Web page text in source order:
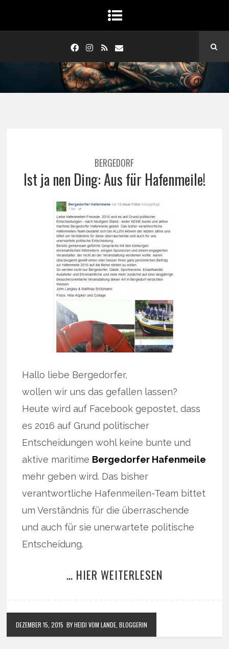
BERGEDORF
Ist ja nen Ding: Aus für Hafenmeile!
Hallo liebe Bergedorfer,
wollen wir uns das gefallen lassen?
Heute wird auf Facebook gepostet, dass
es 2016 auf Grund politischer
Entscheidungen wohl keine bunte und
aktive maritime Bergedorfer Hafenmeile
mehr geben wird. Das bisher
verantwortliche Hafenmeilen-Team bittet
um Verständnis für die überraschende
und auch für sie unerwartete politische
Entscheidung.
… HIER WEITERLESEN
DEZEMBER 15, 2015 BY HEIDI VOM LANDE, BLOGGERIN